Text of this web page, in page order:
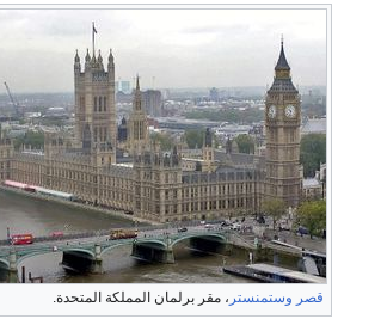
قصر وستمنستر ، مقر برلمان المملكة المتحدة.